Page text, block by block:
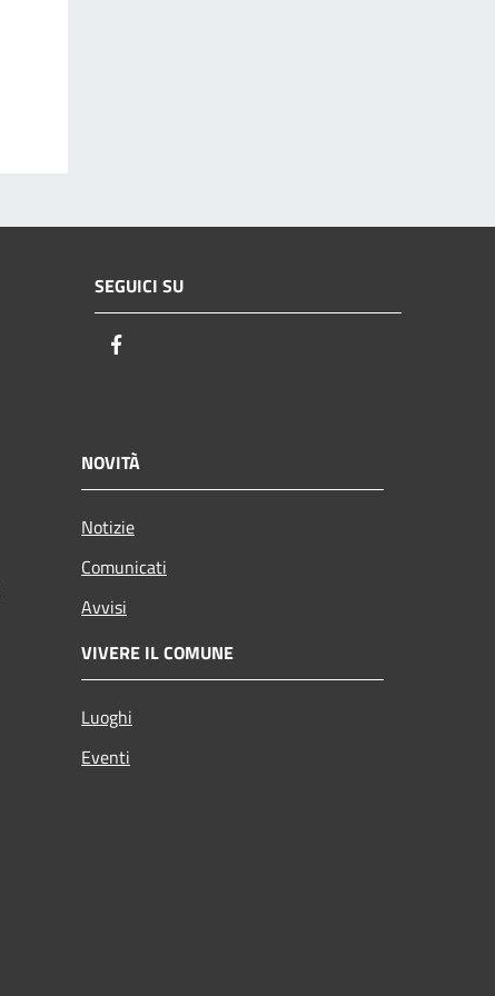
SEGUICI SU
NOVITÀ
Notizie
Comunicati
Avvisi
VIVERE IL COMUNE
Luoghi
Eventi